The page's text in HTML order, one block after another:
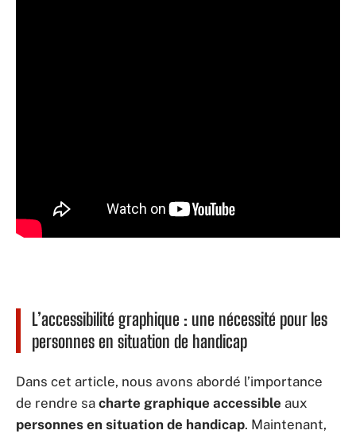
L’accessibilité graphique : une nécessité pour les
personnes en situation de handicap
Dans cet article, nous avons abordé l’importance
de rendre sa charte graphique accessible aux
personnes en situation de handicap. Maintenant,